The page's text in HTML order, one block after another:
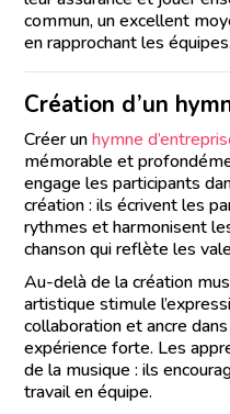
commun, un excellent
en rapprochant les équipes.
Création d’un
Créer unhymne
mémorable et
engage les participants
création : ils écrivent les
rythmes et harmonisent
chanson qui reflète les
Au-delà de la création
artistique stimule
collaboration et ancre
expérience forte. Les
de la musique : ils
travail en équipe.